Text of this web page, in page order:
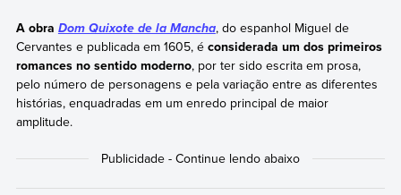
A obra Dom Quixote de la Mancha, do espanhol Miguel de
Cervantes e publicada em 1605, é considerada um dos primeiros
romances no sentido moderno, por ter sido escrita em prosa,
pelo número de personagens e pela variação entre as diferentes
histórias, enquadradas em um enredo principal de maior
amplitude.